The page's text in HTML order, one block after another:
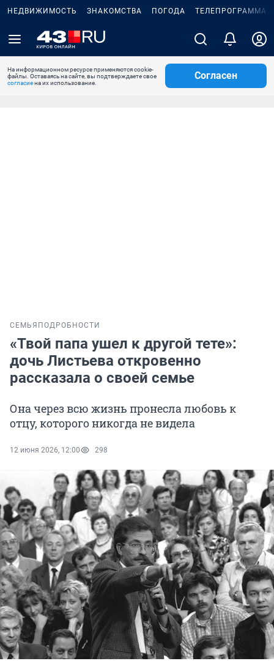
НЕДВИЖИМОСТЬ ЗНАКОМСТВА ПОГОДА ТЕЛЕПРОГРАММА
На информационном ресурсе применяются cookie-
файлы. Оставаясь на сайте, вы подтверждаете свое
согласиена их использование.
Согласен
СЕМЬЯ ПОДРОБНОСТИ
«Твой папа ушел к другой тете»:
дочь Листьева откровенно
рассказала о своей семье
Она через всю жизнь пронесла любовь к
отцу, которого никогда не видела
12 июня 2026, 12:00 298